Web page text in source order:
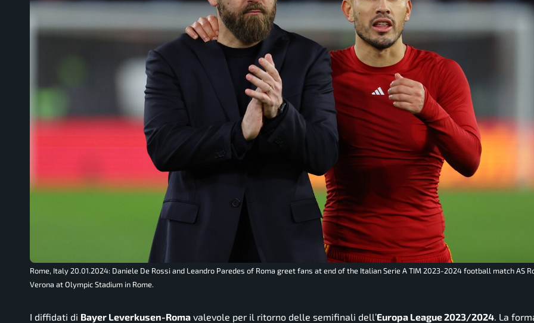
Rome, Italy 20.01.2024: Daniele De Rossi and Leandro Paredes of Roma greet fans at end of the Italian Serie A TIM 2023-2024 football match AS
Verona at Olympic Stadium in Rome.
I diffidati di Bayer Leverkusen-Roma valevole per il ritorno delle semifinali dell’Europa League 2023/2024 . La